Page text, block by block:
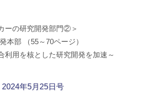
ーの研究開発部門②＞
本部 （55～70ページ）
利用を核とした研究開発を加速～
年5月25日号